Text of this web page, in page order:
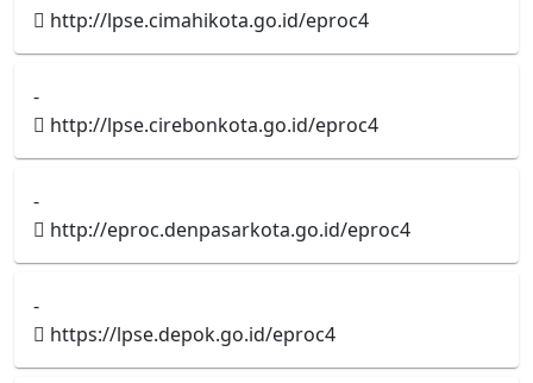
http://lpse.cimahikota.go.id/eproc4
-
http://lpse.cirebonkota.go.id/eproc4
-
http://eproc.denpasarkota.go.id/eproc4
-
https://lpse.depok.go.id/eproc4